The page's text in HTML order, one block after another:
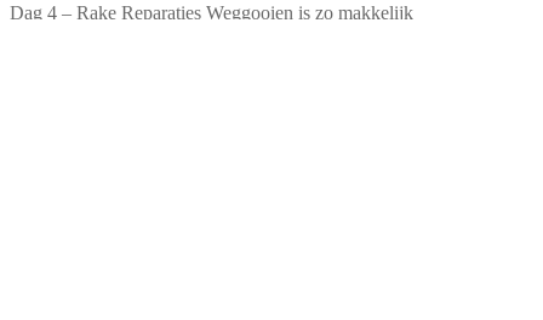
Dag 4 – Rake Reparaties Weggooien is zo makkelijk